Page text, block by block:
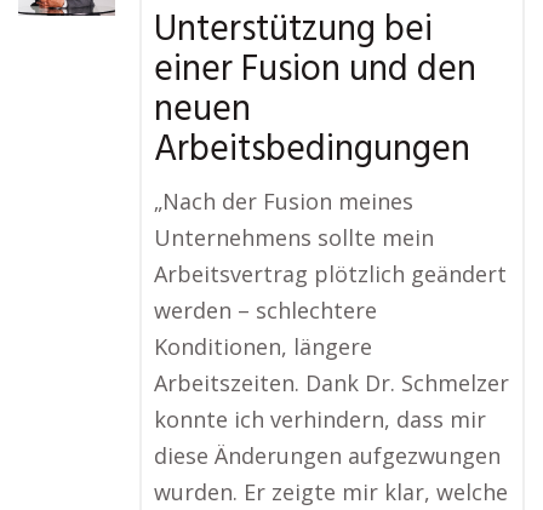
Unterstützung bei
einer Fusion und den
neuen
Arbeitsbedingungen
„Nach der Fusion meines
Unternehmens sollte mein
Arbeitsvertrag plötzlich geändert
werden – schlechtere
Konditionen, längere
Arbeitszeiten. Dank Dr. Schmelzer
konnte ich verhindern, dass mir
diese Änderungen aufgezwungen
wurden. Er zeigte mir klar, welche